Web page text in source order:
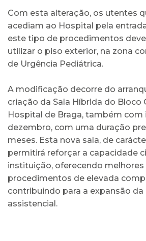
Com esta alteração, os utentes
acediam ao Hospital pela
este tipo de procedimentos
utilizar o piso exterior, na zona
de Urgência Pediátrica.
A modificação decorre do
criação da Sala Híbrida do Bloco
Hospital de Braga, também com
dezembro, com uma duração
meses. Esta nova sala, de
permitirá reforçar a capacidade
instituição, oferecendo
procedimentos de elevada
contribuindo para a expansão
assistencial.